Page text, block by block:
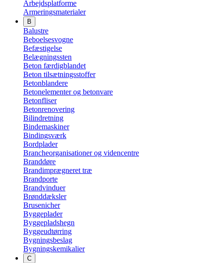
Arbejdsplatforme
Armeringsmaterialer
B
Balustre
Beboelsesvogne
Befæstigelse
Belægningssten
Beton færdigblandet
Beton tilsætningsstoffer
Betonblandere
Betonelementer og betonvare
Betonfliser
Betonrenovering
Bilindretning
Bindemaskiner
Bindingsværk
Bordplader
Brancheorganisationer og videncentre
Branddøre
Brandimprægneret træ
Brandporte
Brandvinduer
Brønddæksler
Brusenicher
Byggeplader
Byggepladshegn
Byggeudtørring
Bygningsbeslag
Bygningskemikalier
C